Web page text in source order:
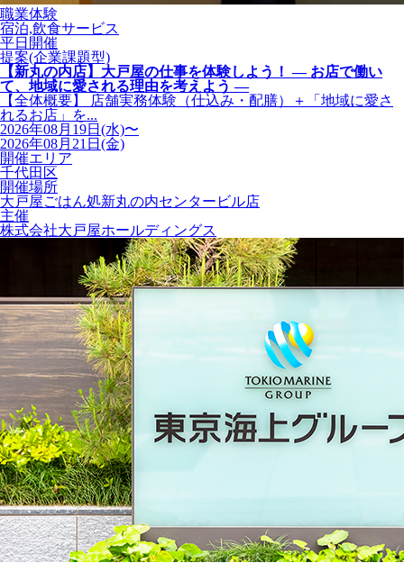
職業体験
宿泊,飲食サービス
平日開催
提案(企業課題型)
【新丸の内店】大戸屋の仕事を体験しよう！ ― お店で働い
て、地域に愛される理由を考えよう ―
【全体概要】 店舗実務体験（仕込み・配膳）＋「地域に愛さ
れるお店」を...
2026年08月19日(水)〜
2026年08月21日(金)
開催エリア
千代田区
開催場所
大戸屋ごはん処新丸の内センタービル店
主催
株式会社大戸屋ホールディングス